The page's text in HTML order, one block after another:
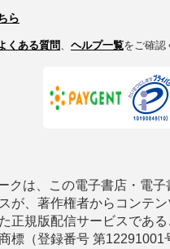
ら
くある質問、 ヘルプ一覧をご確認
クは、この電子書店・電子
が、著作権者からコンテ
正規版配信サービスであ
標（登録番号 第12291001